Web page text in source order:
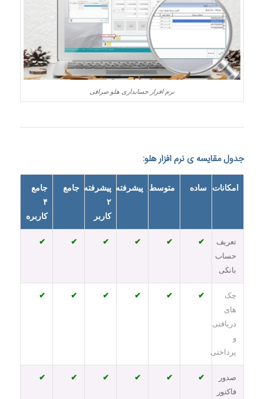
نرم افزار حسابداری هلو صرافی
جدول مقایسه ی نرم افزار هلو:
امکانات ساده متوسط پیشرفته پیشرفته
۲
کاربر
جامع
جامع
۴
کاربره
تعریف
حساب
بانکی
✔
✔
✔
✔
✔
✔
چک
های
دریافتی
و
پرداختی
✔
✔
✔
✔
✔
✔
صدور
فاکتور
✔
✔
✔
✔
✔
✔